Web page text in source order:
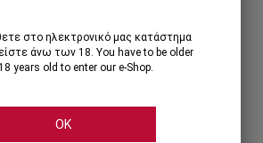
στο ηλεκτρονικό μας κατάστημα
άνω των 18. You have to be older
years old to enter our e-Shop.
OK